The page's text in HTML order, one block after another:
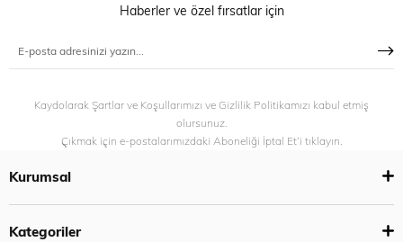
Haberler ve özel fırsatlar için
Kaydolarak Şartlar ve Koşullarımızı ve Gizlilik Politikamızı kabul etmiş
olursunuz.
Çıkmak için e-postalarımızdaki Aboneliği İptal Et’i tıklayın.
Kurumsal
Kategoriler